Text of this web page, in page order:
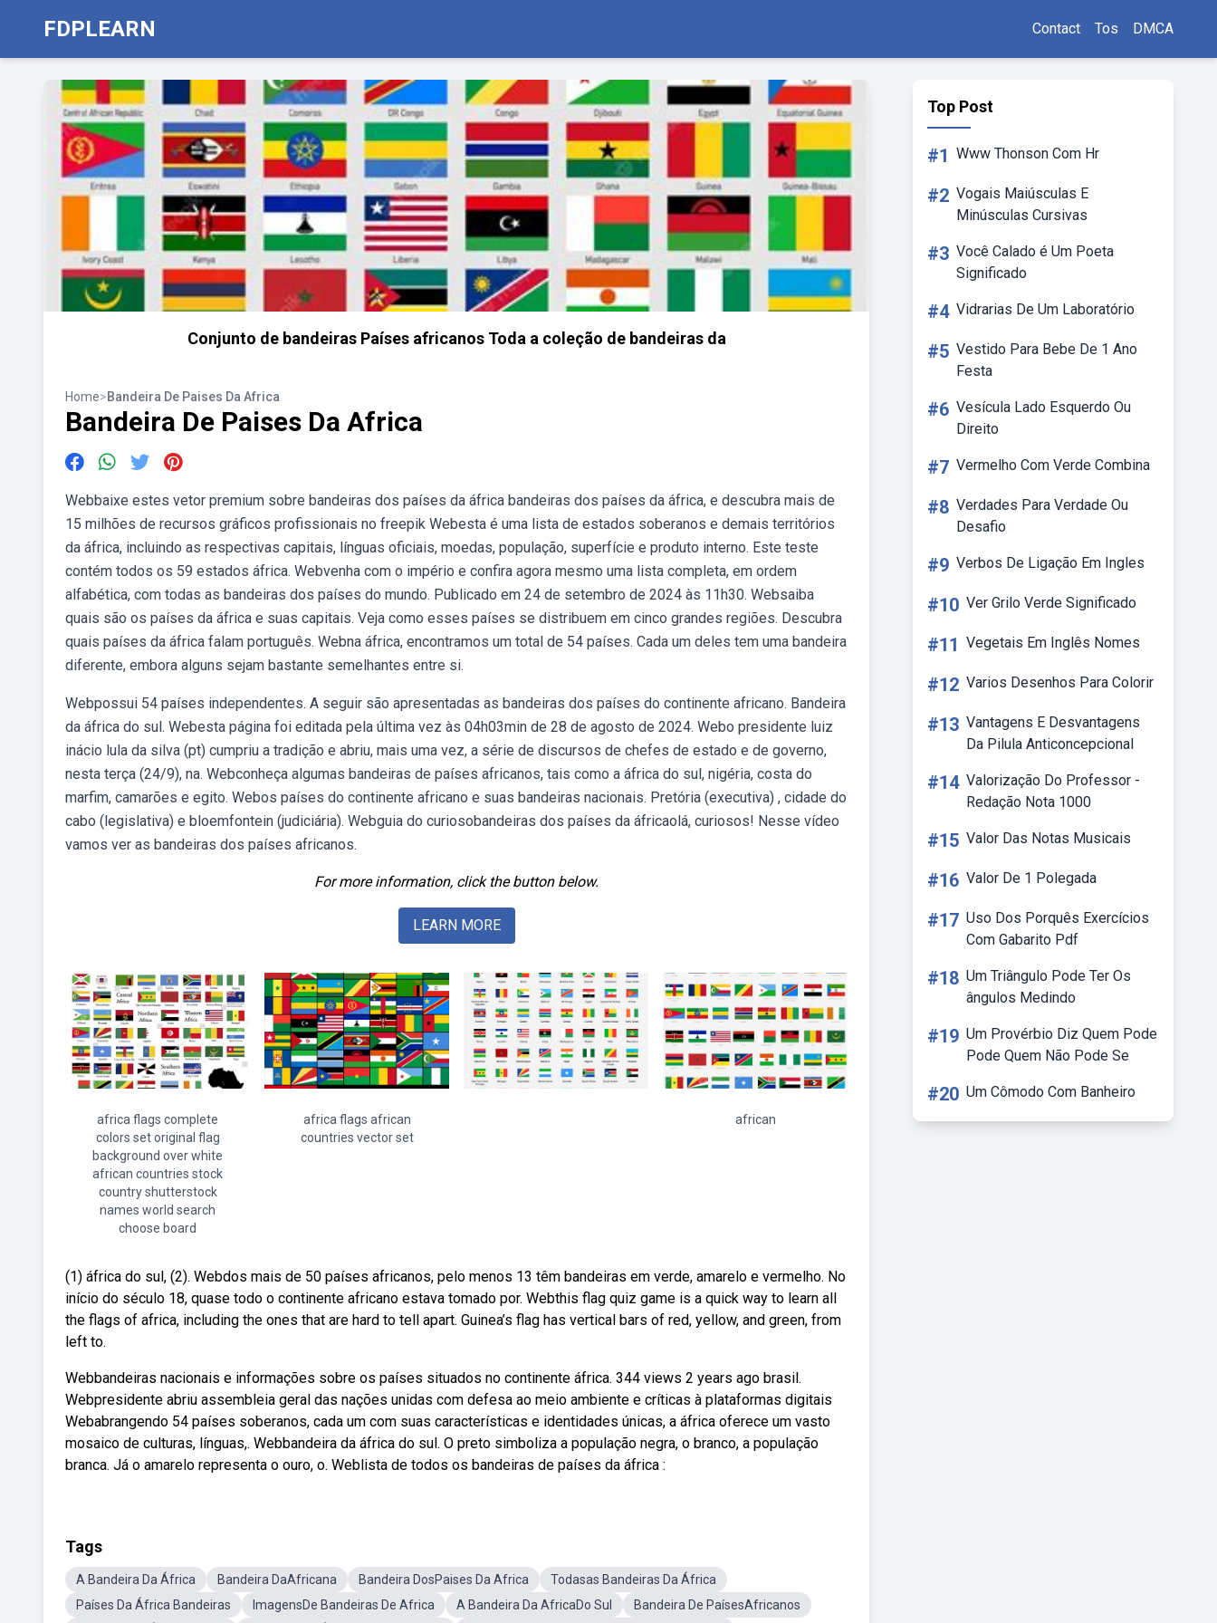
FDPLEARN Contact Tos DMCA
Conjunto de bandeiras Países africanos Toda a coleção de bandeiras da
Home>Bandeira De Paises Da Africa
Bandeira De Paises Da Africa
Webbaixe estes vetor premium sobre bandeiras dos países da áfrica bandeiras dos países da áfrica, e descubra mais de
15 milhões de recursos gráficos profissionais no freepik Webesta é uma lista de estados soberanos e demais territórios
da áfrica, incluindo as respectivas capitais, línguas oficiais, moedas, população, superfície e produto interno. Este teste
contém todos os 59 estados áfrica. Webvenha com o império e confira agora mesmo uma lista completa, em ordem
alfabética, com todas as bandeiras dos países do mundo. Publicado em 24 de setembro de 2024 às 11h30. Websaiba
quais são os países da áfrica e suas capitais. Veja como esses países se distribuem em cinco grandes regiões. Descubra
quais países da áfrica falam português. Webna áfrica, encontramos um total de 54 países. Cada um deles tem uma bandeira
diferente, embora alguns sejam bastante semelhantes entre si.
Webpossui 54 países independentes. A seguir são apresentadas as bandeiras dos países do continente africano. Bandeira
da áfrica do sul. Webesta página foi editada pela última vez às 04h03min de 28 de agosto de 2024. Webo presidente luiz
inácio lula da silva (pt) cumpriu a tradição e abriu, mais uma vez, a série de discursos de chefes de estado e de governo,
nesta terça (24/9), na. Webconheça algumas bandeiras de países africanos, tais como a áfrica do sul, nigéria, costa do
marfim, camarões e egito. Webos países do continente africano e suas bandeiras nacionais. Pretória (executiva) , cidade do
cabo (legislativa) e bloemfontein (judiciária). Webguia do curiosobandeiras dos países da áfricaolá, curiosos! Nesse vídeo
vamos ver as bandeiras dos países africanos.
For more information, click the button below.
LEARN MORE
africa flags complete
colors set original flag
background over white
african countries stock
country shutterstock
names world search
choose board
africa flags african
countries vector set
african
(1) áfrica do sul, (2). Webdos mais de 50 países africanos, pelo menos 13 têm bandeiras em verde, amarelo e vermelho. No
início do século 18, quase todo o continente africano estava tomado por. Webthis flag quiz game is a quick way to learn all
the flags of africa, including the ones that are hard to tell apart. Guinea’s flag has vertical bars of red, yellow, and green, from
left to.
Webbandeiras nacionais e informações sobre os países situados no continente áfrica. 344 views 2 years ago brasil.
Webpresidente abriu assembleia geral das nações unidas com defesa ao meio ambiente e críticas à plataformas digitais
Webabrangendo 54 países soberanos, cada um com suas características e identidades únicas, a áfrica oferece um vasto
mosaico de culturas, línguas,. Webbandeira da áfrica do sul. O preto simboliza a população negra, o branco, a população
branca. Já o amarelo representa o ouro, o. Weblista de todos os bandeiras de países da áfrica :
Tags
A Bandeira Da África Bandeira DaAfricana Bandeira DosPaises Da Africa
Todasas Bandeiras Da África
Países Da África Bandeiras
ImagensDe Bandeiras De Africa A Bandeira Da AfricaDo Sul
Bandeira De PaísesAfricanos
Top Post
#1 Www Thonson Com Hr
#2 Vogais Maiúsculas E
Minúsculas Cursivas
#3 Você Calado é Um Poeta
Significado
#4 Vidrarias De Um Laboratório
#5 Vestido Para Bebe De 1 Ano
Festa
#6 Vesícula Lado Esquerdo Ou
Direito
#7 Vermelho Com Verde Combina
#8 Verdades Para Verdade Ou
Desafio
#9 Verbos De Ligação Em Ingles
#10 Ver Grilo Verde Significado
#11 Vegetais Em Inglês Nomes
#12 Varios Desenhos Para Colorir
#13 Vantagens E Desvantagens
Da Pilula Anticoncepcional
#14 Valorização Do Professor -
Redação Nota 1000
#15 Valor Das Notas Musicais
#16 Valor De 1 Polegada
#17 Uso Dos Porquês Exercícios
Com Gabarito Pdf
#18 Um Triângulo Pode Ter Os
ângulos Medindo
#19 Um Provérbio Diz Quem Pode
Pode Quem Não Pode Se
#20 Um Cômodo Com Banheiro